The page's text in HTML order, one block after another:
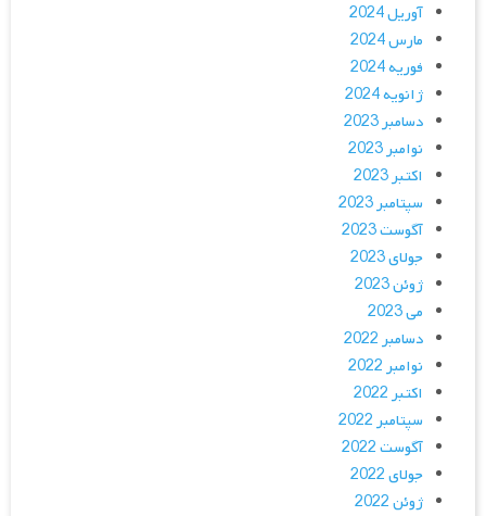
آوریل 2024
مارس 2024
فوریه 2024
ژانویه 2024
دسامبر 2023
نوامبر 2023
اکتبر 2023
سپتامبر 2023
آگوست 2023
جولای 2023
ژوئن 2023
می 2023
دسامبر 2022
نوامبر 2022
اکتبر 2022
سپتامبر 2022
آگوست 2022
جولای 2022
ژوئن 2022